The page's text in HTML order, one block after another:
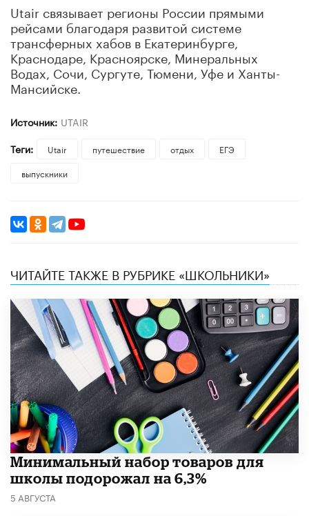
Utair связывает регионы России прямыми
рейсами благодаря развитой системе
трансферных хабов в Екатеринбурге,
Краснодаре, Красноярске, Минеральных
Водах, Сочи, Сургуте, Тюмени, Уфе и Ханты-
Мансийске.
Источник: UTAIR
Теги:
Utair путешествие отдых
ЕГЭ
выпускники
ЧИТАЙТЕ ТАКЖЕ В РУБРИКЕ «ШКОЛЬНИКИ»
Минимальный набор товаров для
школы подорожал на 6,3%
5 АВГУСТА